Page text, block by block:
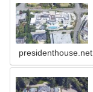
presidenthouse.net